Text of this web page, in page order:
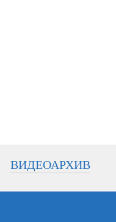
ВИДЕОАРХИВ